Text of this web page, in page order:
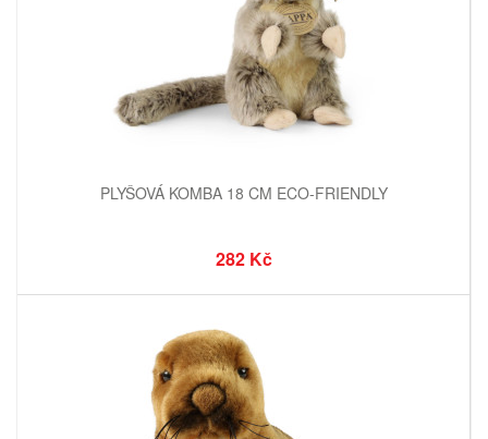
PLYŠOVÁ KOMBA 18 CM ECO-FRIENDLY
282 Kč